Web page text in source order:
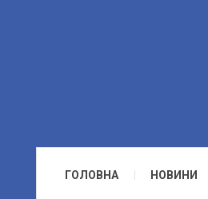
ГОЛОВНА НОВИНИ